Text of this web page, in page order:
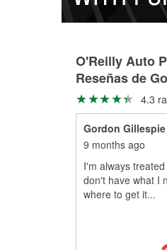
O'Reilly Auto
Reseñas de
4.3
Gordon Gillespie
9 months ago
I'm always
don't have what I
where to get it...